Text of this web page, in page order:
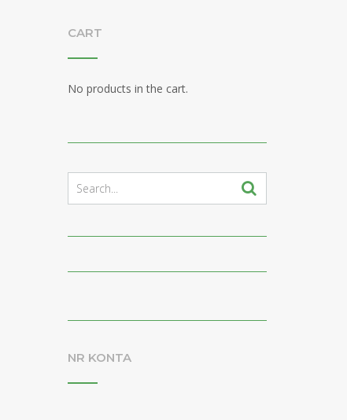
CART
No products in the cart.
NR KONTA